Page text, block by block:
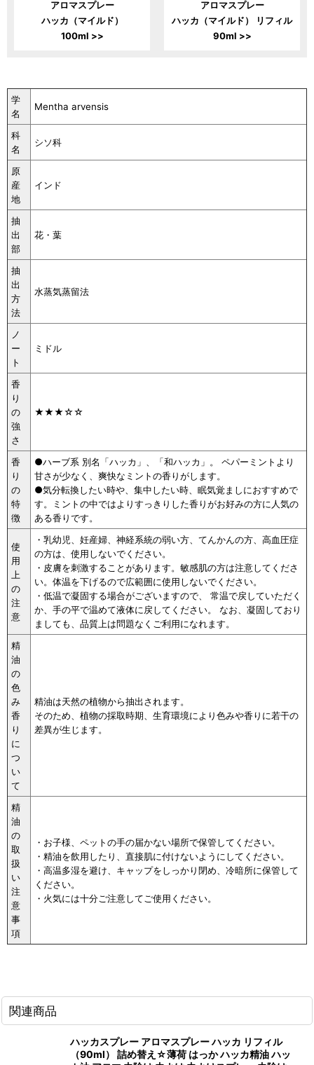
アロマスプレー
ハッカ（マイルド）
100ml >>
アロマスプレー
ハッカ（マイルド） リフィル
90ml >>
学
名
Mentha arvensis
科
名
シソ科
原
産
地
インド
抽
出
部
花・葉
抽
出
方
法
水蒸気蒸留法
ノ
ー
ト
ミドル
香
り
の
強
さ
★★★☆☆
香
り
の
特
徴
●ハーブ系 別名「ハッカ」、「和ハッカ」。 ペパーミントより
甘さが少なく、爽快なミントの香りがします。
●気分転換したい時や、集中したい時、眠気覚ましにおすすめで
す。ミントの中ではよりすっきりした香りがお好みの方に人気の
ある香りです。
使
用
上
の
注
意
・乳幼児、妊産婦、神経系統の弱い方、てんかんの方、高血圧症
の方は、使用しないでください。
・皮膚を刺激することがあります。敏感肌の方は注意してくださ
い。体温を下げるので広範囲に使用しないでください。
・低温で凝固する場合がございますので、 常温で戻していただく
か、手の平で温めて液体に戻してください。 なお、凝固しており
ましても、品質上は問題なくご利用になれます。
精
油
の
色
み
香
り
に
つ
い
て
精油は天然の植物から抽出されます。
そのため、植物の採取時期、生育環境により色みや香りに若干の
差異が生じます。
精
油
の
取
扱
い
注
意
事
項
・お子様、ペットの手の届かない場所で保管してください。
・精油を飲用したり、直接肌に付けないようにしてください。
・高温多湿を避け、キャップをしっかり閉め、冷暗所に保管して
ください。
・火気には十分ご注意してご使用ください。
関連商品
ハッカスプレー アロマスプレー ハッカ リフィル
（90ml） 詰め替え☆薄荷 はっか ハッカ精油 ハッ